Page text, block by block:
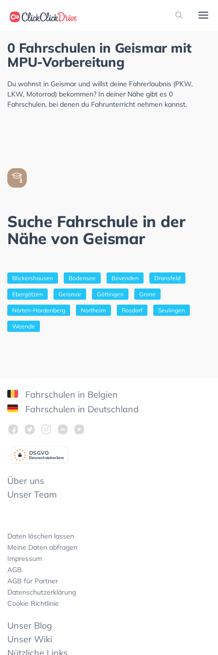
0 Fahrschulen in Geismar mit
MPU-Vorbereitung
Du wohnst in Geismar und willst deine Fahrerlaubnis (PKW,
LKW, Motorrad) bekommen? In deiner Nähe gibt es 0
Fahrschulen, bei denen du Fahrunterricht nehmen kannst.
Suche Fahrschule in der
Nähe von Geismar
Blickershausen Bodensee Bovenden Dransfeld
Ebergötzen Geismar Göttingen Grone
Nörten-Hardenberg Northeim Rosdorf Seulingen
Weende
Fahrschulen in Belgien
Fahrschulen in Deutschland
Datenschutzkonform
DSGVO
Über uns
Unser Team
Daten löschen lassen
Meine Daten abfragen
Impressum
AGB
AGB für Partner
Datenschutzerklärung
Cookie Richtlinie
Unser Blog
Unser Wiki